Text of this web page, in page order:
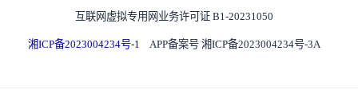
互联网虚拟专用网业务许可证 B1-20231050
湘ICP备2023004234号-1 APP备案号 湘ICP备2023004234号-3A